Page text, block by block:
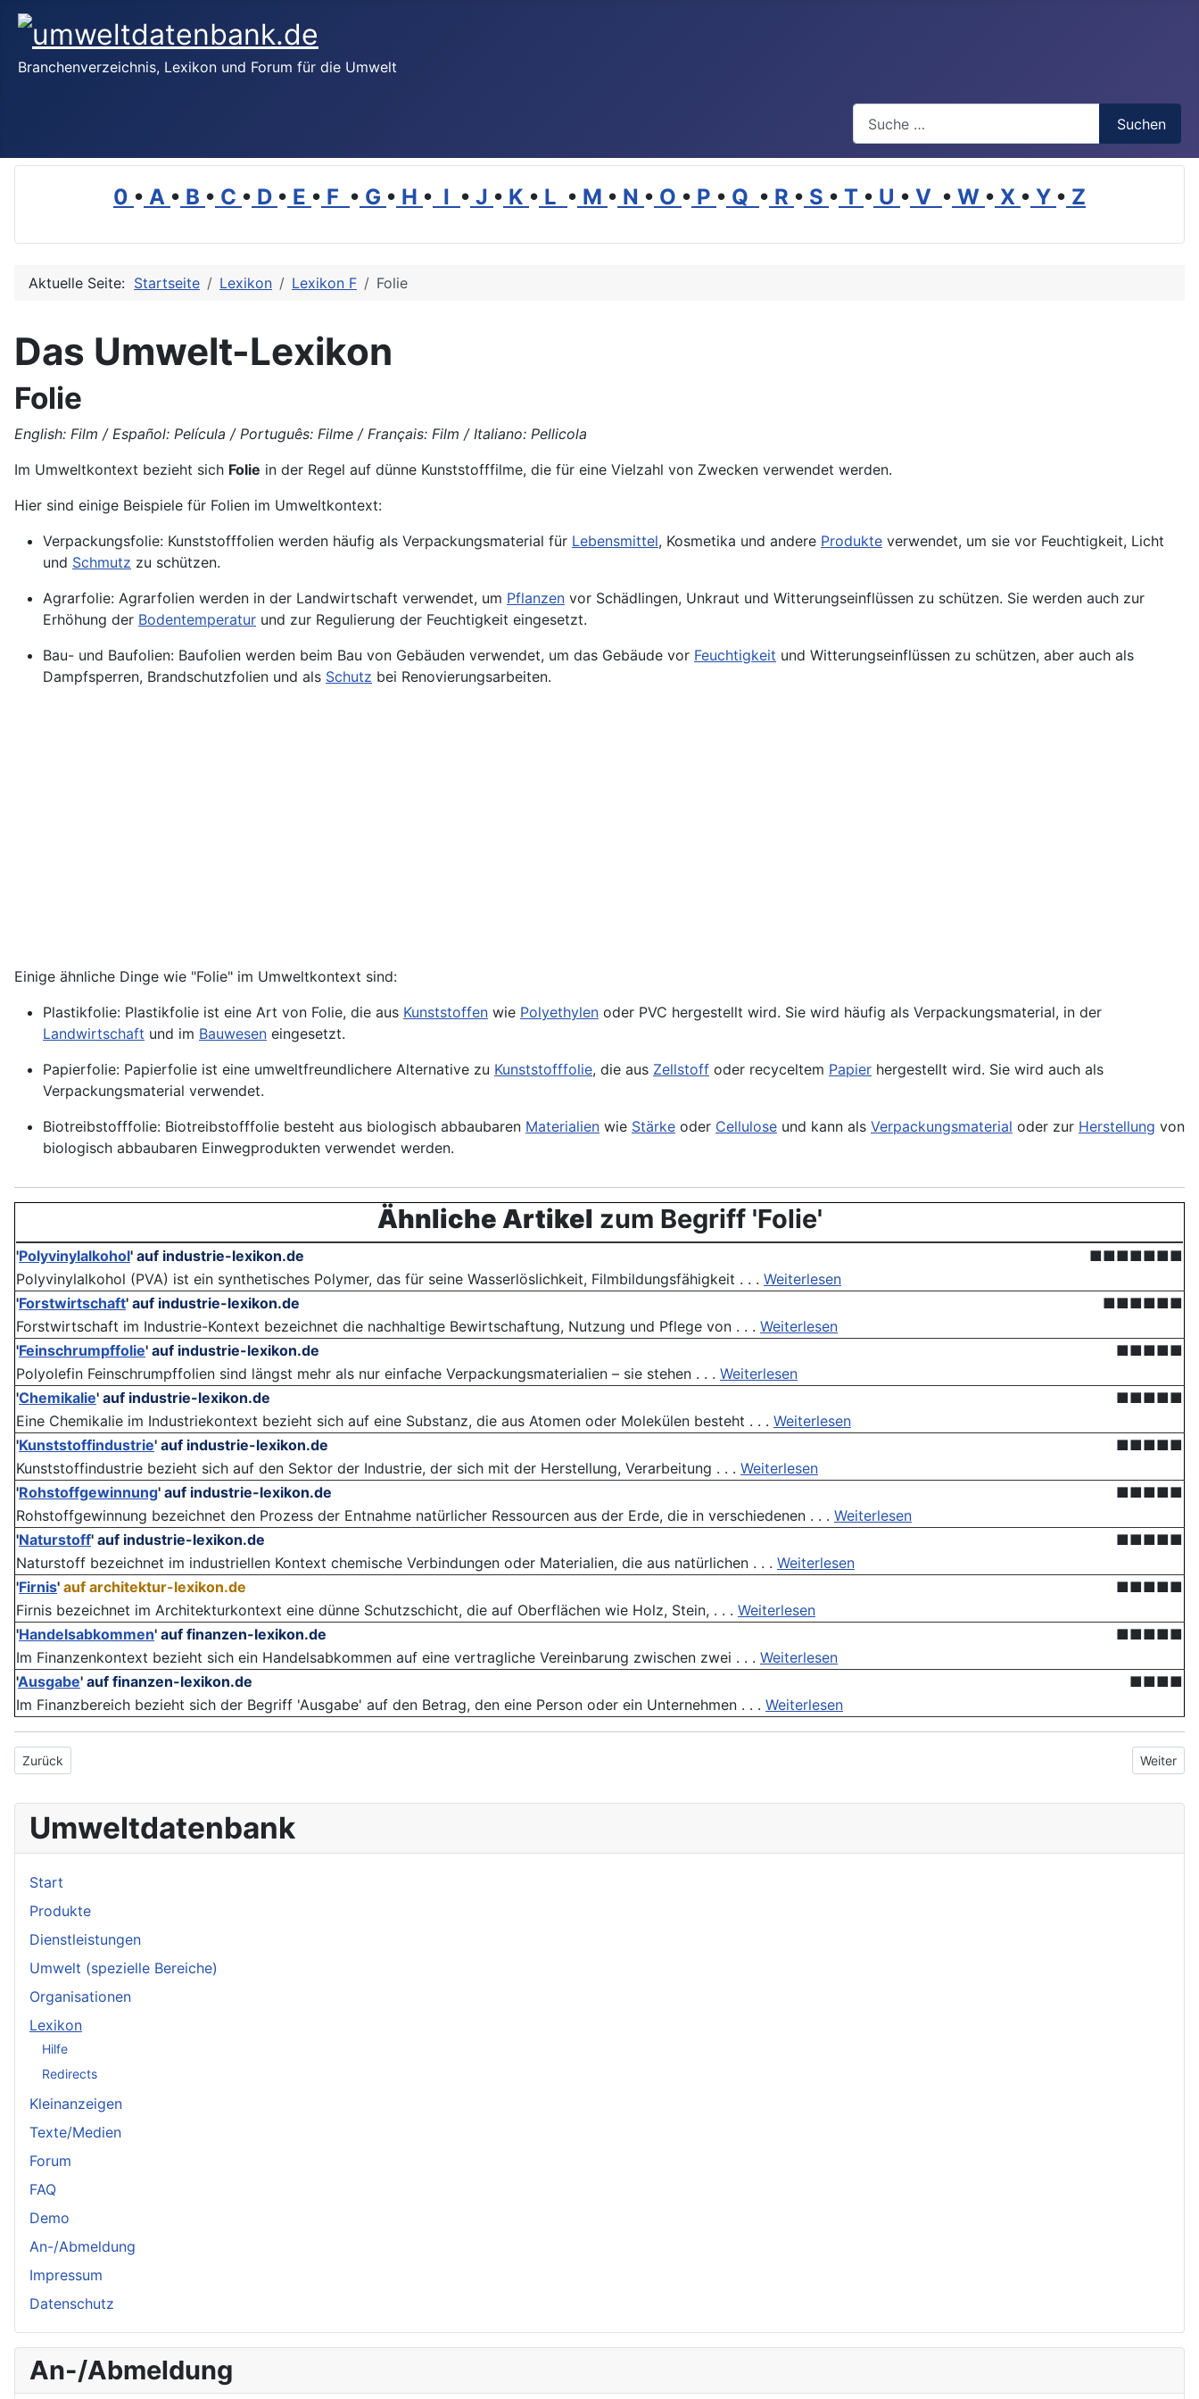
Branchenverzeichnis, Lexikon und Forum für die Umwelt
Suchen
0 • A • B • C • D • E • F • G • H • I • J • K • L • M • N • O • P • Q • R • S • T • U • V • W • X • Y • Z
Aktuelle Seite: Startseite Lexikon Lexikon F Folie
Das Umwelt-Lexikon
Folie
English: Film / Español: Película / Português: Filme / Français: Film / Italiano: Pellicola
Im Umweltkontext bezieht sich Folie in der Regel auf dünne Kunststofffilme, die für eine Vielzahl von Zwecken verwendet werden.
Hier sind einige Beispiele für Folien im Umweltkontext:
Verpackungsfolie: Kunststofffolien werden häufig als Verpackungsmaterial für Lebensmittel, Kosmetika und andere Produkte verwendet, um sie vor Feuchtigkeit, Licht
und Schmutz zu schützen.
Agrarfolie: Agrarfolien werden in der Landwirtschaft verwendet, um Pflanzen vor Schädlingen, Unkraut und Witterungseinflüssen zu schützen. Sie werden auch zur
Erhöhung der Bodentemperatur und zur Regulierung der Feuchtigkeit eingesetzt.
Bau- und Baufolien: Baufolien werden beim Bau von Gebäuden verwendet, um das Gebäude vor Feuchtigkeit und Witterungseinflüssen zu schützen, aber auch als
Dampfsperren, Brandschutzfolien und als Schutz bei Renovierungsarbeiten.
Einige ähnliche Dinge wie "Folie" im Umweltkontext sind:
Plastikfolie: Plastikfolie ist eine Art von Folie, die aus Kunststoffen wie Polyethylen oder PVC hergestellt wird. Sie wird häufig als Verpackungsmaterial, in der
Landwirtschaft und im Bauwesen eingesetzt.
Papierfolie: Papierfolie ist eine umweltfreundlichere Alternative zu Kunststofffolie, die aus Zellstoff oder recyceltem Papier hergestellt wird. Sie wird auch als
Verpackungsmaterial verwendet.
Biotreibstofffolie: Biotreibstofffolie besteht aus biologisch abbaubaren Materialien wie Stärke oder Cellulose und kann als Verpackungsmaterial oder zur Herstellung von
biologisch abbaubaren Einwegprodukten verwendet werden.
Ähnliche Artikel zum Begriff 'Folie'
'Polyvinylalkohol' auf industrie-lexikon.de
■■■■■■■
Polyvinylalkohol (PVA) ist ein synthetisches Polymer, das für seine Wasserlöslichkeit, Filmbildungsfähigkeit . . . Weiterlesen
'Forstwirtschaft' auf industrie-lexikon.de
■■■■■■
Forstwirtschaft im Industrie-Kontext bezeichnet die nachhaltige Bewirtschaftung, Nutzung und Pflege von . . . Weiterlesen
'Feinschrumpffolie' auf industrie-lexikon.de
■■■■■
Polyolefin Feinschrumpffolien sind längst mehr als nur einfache Verpackungsmaterialien – sie stehen . . . Weiterlesen
'Chemikalie' auf industrie-lexikon.de
■■■■■
Eine Chemikalie im Industriekontext bezieht sich auf eine Substanz, die aus Atomen oder Molekülen besteht . . . Weiterlesen
'Kunststoffindustrie' auf industrie-lexikon.de
■■■■■
Kunststoffindustrie bezieht sich auf den Sektor der Industrie, der sich mit der Herstellung, Verarbeitung . . . Weiterlesen
'Rohstoffgewinnung' auf industrie-lexikon.de
■■■■■
Rohstoffgewinnung bezeichnet den Prozess der Entnahme natürlicher Ressourcen aus der Erde, die in verschiedenen . . . Weiterlesen
'Naturstoff' auf industrie-lexikon.de
■■■■■
Naturstoff bezeichnet im industriellen Kontext chemische Verbindungen oder Materialien, die aus natürlichen . . . Weiterlesen
'Firnis' auf architektur-lexikon.de
■■■■■
Firnis bezeichnet im Architekturkontext eine dünne Schutzschicht, die auf Oberflächen wie Holz, Stein, . . . Weiterlesen
'Handelsabkommen' auf finanzen-lexikon.de
■■■■■
Im Finanzenkontext bezieht sich ein Handelsabkommen auf eine vertragliche Vereinbarung zwischen zwei . . . Weiterlesen
'Ausgabe' auf finanzen-lexikon.de
■■■■
Im Finanzbereich bezieht sich der Begriff 'Ausgabe' auf den Betrag, den eine Person oder ein Unternehmen . . . Weiterlesen
Vorheriger Beitrag: Fokussierung
Zurück Nächster
Weiter
Umweltdatenbank
Start
Produkte
Dienstleistungen
Umwelt (spezielle Bereiche)
Organisationen
Lexikon
Hilfe
Redirects
Kleinanzeigen
Texte/Medien
Forum
FAQ
Demo
An-/Abmeldung
Impressum
Datenschutz
An-/Abmeldung